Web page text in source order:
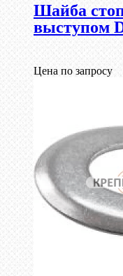
Шайба
выступом
Цена по запросу